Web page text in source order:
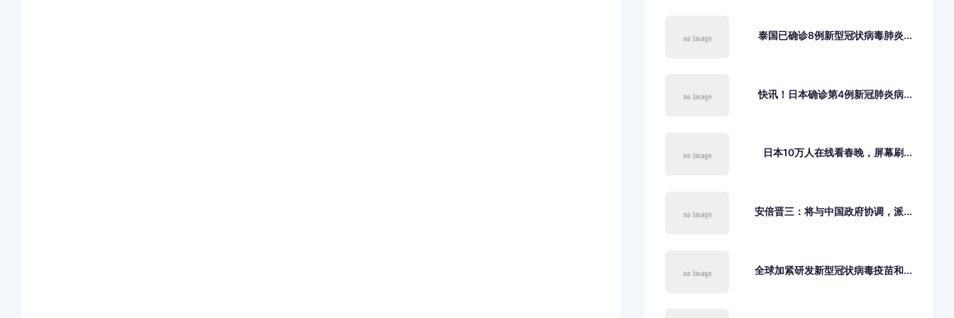
泰国已确诊8例新型冠状病毒肺炎...
快讯！日本确诊第4例新冠肺炎病...
日本10万人在线看春晚，屏幕刷...
安倍晋三：将与中国政府协调，派...
全球加紧研发新型冠状病毒疫苗和...